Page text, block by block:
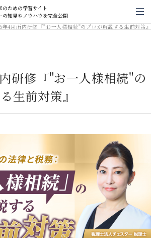
のための学習サイト
の知見やノウハウを完全公開
メ
年4月所内研修『"お一人様相続"のプロが解説する生前対策』
研修『"お一人様相続"の
生前対策』